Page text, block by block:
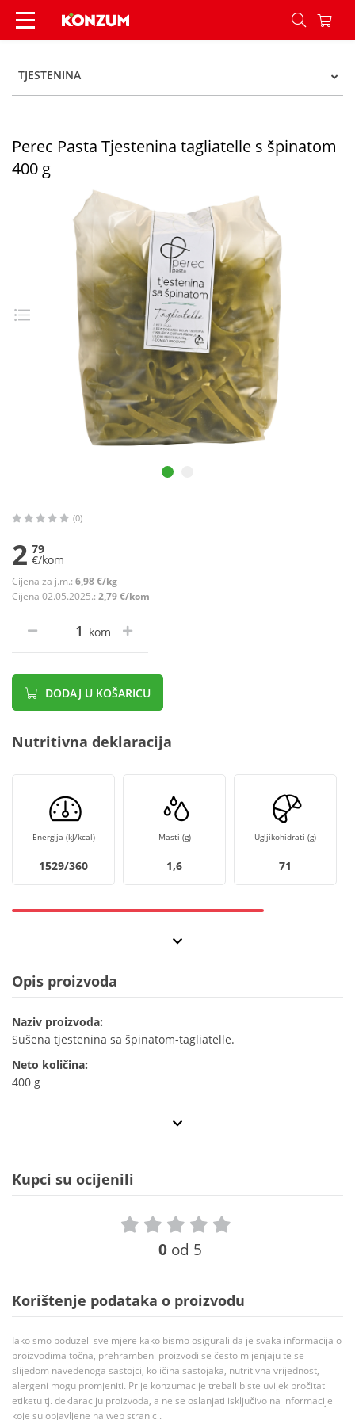
Perec Pasta Tjestenina tagliatelle s špinatom
TJESTENINA
Perec Pasta Tjestenina tagliatelle s špinatom
400 g
(0)
2 79
€/kom
Cijena za j.m.: 6,98 €/kg
Cijena 02.05.2025.: 2,79 €/kom
kom
DODAJ U KOŠARICU
Nutritivna deklaracija
Energija (kJ/kcal)
1529/360
Masti (g)
1,6
Ugljikohidrati (g)
71
Opis proizvoda
Naziv proizvoda:
Sušena tjestenina sa špinatom-tagliatelle.
Neto količina:
400 g
Kupci su ocijenili
0 od 5
Korištenje podataka o proizvodu
Iako smo poduzeli sve mjere kako bismo osigurali da je svaka informacija o
proizvodima točna, prehrambeni proizvodi se često mijenjaju te se
slijedom navedenoga sastojci, količina sastojaka, nutritivna vrijednost,
alergeni mogu promjeniti. Prije konzumacije trebali biste uvijek pročitati
etiketu tj. deklaraciju proizvoda, a ne se oslanjati isključivo na informacije
koje su objavljene na web stranici.